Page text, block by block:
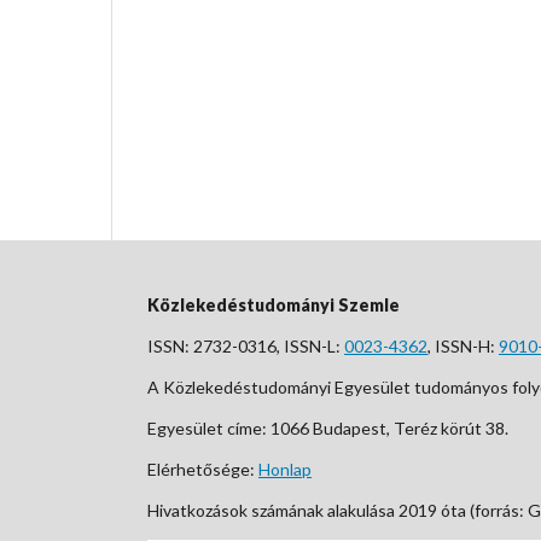
Közlekedéstudományi Szemle
ISSN: 2732-0316, ISSN-L: 0023-4362, ISSN-H:
A Közlekedéstudományi Egyesület tudományos
Egyesület címe: 1066 Budapest, Teréz körút 38.
Elérhetősége: Honlap
Hivatkozások számának alakulása 2019 óta (forrás: